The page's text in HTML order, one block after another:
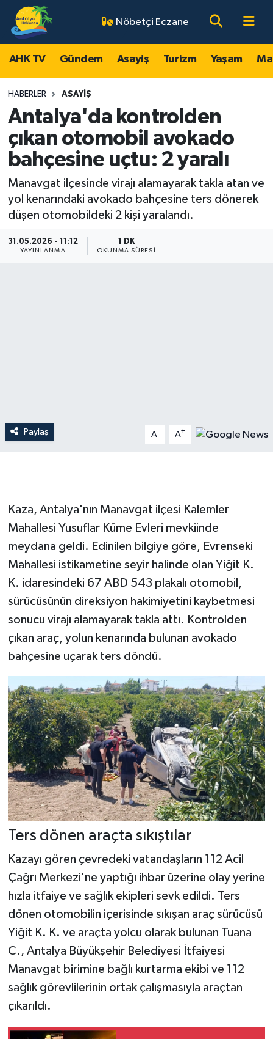
Nöbetçi Eczane
AHK TV Gündem Asayiş Turizm Yaşam
HABERLER ASAYIŞ
Antalya'da kontrolden
çıkan otomobil avokado
bahçesine uçtu: 2 yaralı
Manavgat ilçesinde virajı alamayarak takla atan ve
yol kenarındaki avokado bahçesine ters dönerek
düşen otomobildeki 2 kişi yaralandı.
31.05.2026 - 11:12
YAYINLANMA
1 DK
OKUNMA SÜRESI
Paylaş A- A+
Kaza, Antalya'nın Manavgat ilçesi Kalemler
Mahallesi Yusuflar Küme Evleri mevkiinde
meydana geldi. Edinilen bilgiye göre, Evrenseki
Mahallesi istikametine seyir halinde olan Yiğit K.
K. idaresindeki 67 ABD 543 plakalı otomobil,
sürücüsünün direksiyon hakimiyetini kaybetmesi
sonucu virajı alamayarak takla attı. Kontrolden
çıkan araç, yolun kenarında bulunan avokado
bahçesine uçarak ters döndü.
Ters dönen araçta sıkıştılar
Kazayı gören çevredeki vatandaşların 112 Acil
Çağrı Merkezi'ne yaptığı ihbar üzerine olay yerine
hızla itfaiye ve sağlık ekipleri sevk edildi. Ters
dönen otomobilin içerisinde sıkışan araç sürücüsü
Yiğit K. K. ve araçta yolcu olarak bulunan Tuana
C., Antalya Büyükşehir Belediyesi İtfaiyesi
Manavgat birimine bağlı kurtarma ekibi ve 112
sağlık görevlilerinin ortak çalışmasıyla araçtan
çıkarıldı.
AHK TV
Gündem
Asayiş
Turizm
Yaşam
Magazin
Antalya Nöbetçi Eczaneler
Antalya Hava Durumu
Antalya Namaz Vakitleri
Antalya Trafik Yoğunluk Haritası
Süper Lig Puan Durumu ve Fikstür
Tüm Manşetler